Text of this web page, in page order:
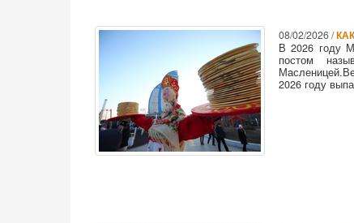
08/02/2026 /
В 2026 году
постом
2026 году